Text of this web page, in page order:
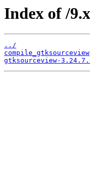
Index of /
../
compile_gtksourceview
gtksourceview-